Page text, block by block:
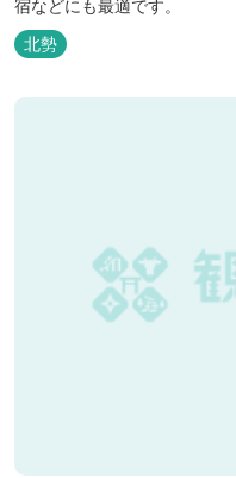
宿などにも最適です。
北勢